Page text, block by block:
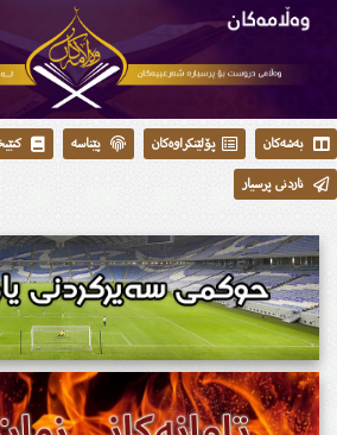
بەشەکان پۆلێنکراوەکان پێناسە کتێبخانە
ناردنی پرسیار